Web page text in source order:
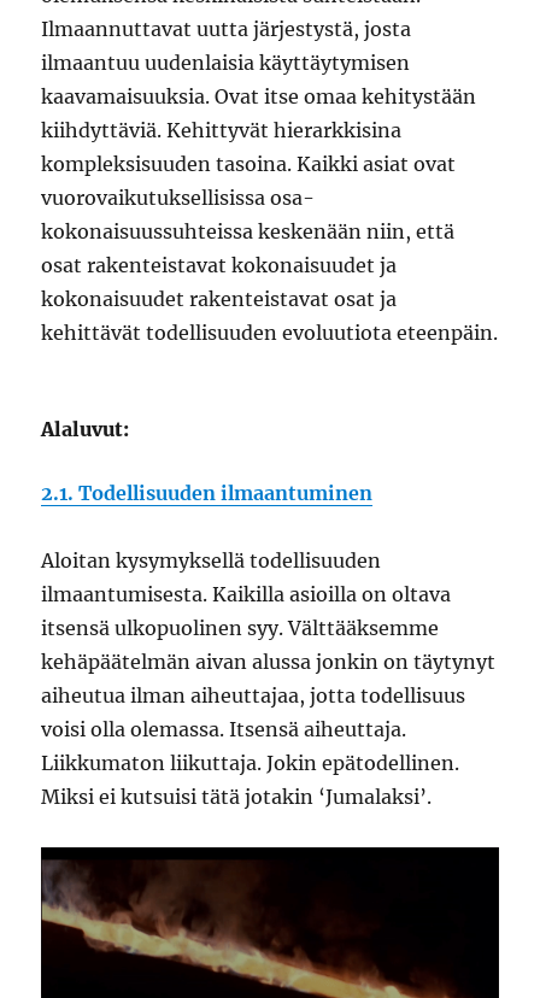
Ilmaannuttavat uutta järjestystä, josta
ilmaantuu uudenlaisia käyttäytymisen
kaavamaisuuksia. Ovat itse omaa kehitystään
kiihdyttäviä. Kehittyvät hierarkkisina
kompleksisuuden tasoina. Kaikki asiat ovat
vuorovaikutuksellisissa osa-
kokonaisuussuhteissa keskenään niin, että
osat rakenteistavat kokonaisuudet ja
kokonaisuudet rakenteistavat osat ja
kehittävät todellisuuden evoluutiota eteenpäin.
Alaluvut:
2.1. Todellisuuden ilmaantuminen
Aloitan kysymyksellä todellisuuden
ilmaantumisesta. Kaikilla asioilla on oltava
itsensä ulkopuolinen syy. Välttääksemme
kehäpäätelmän aivan alussa jonkin on täytynyt
aiheutua ilman aiheuttajaa, jotta todellisuus
voisi olla olemassa. Itsensä aiheuttaja.
Liikkumaton liikuttaja. Jokin epätodellinen.
Miksi ei kutsuisi tätä jotakin ‘Jumalaksi’.